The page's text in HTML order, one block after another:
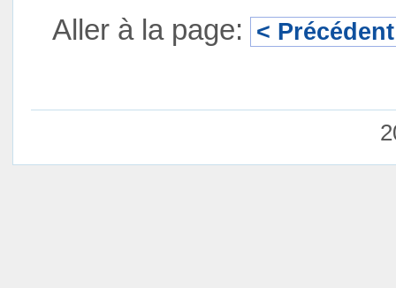
Aller à la page: < Précédent